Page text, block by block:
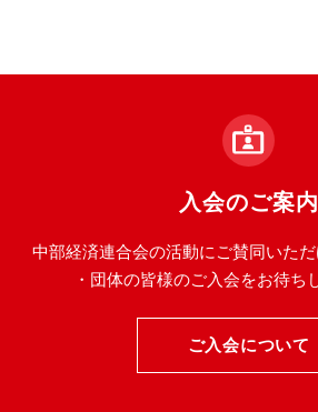
入会のご案内
中部経済連合会の活動にご賛同いた
・団体の皆様のご入会をお待ち
ご入会について